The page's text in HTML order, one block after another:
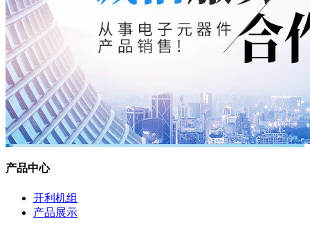
产品中心
开利机组
产品展示